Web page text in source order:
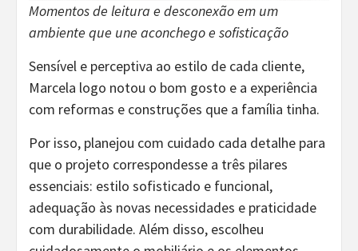
Momentos de leitura e desconexão em um
ambiente que une aconchego e sofisticação
Sensível e perceptiva ao estilo de cada cliente,
Marcela logo notou o bom gosto e a experiência
com reformas e construções que a família tinha.
Por isso, planejou com cuidado cada detalhe para
que o projeto correspondesse a três pilares
essenciais: estilo sofisticado e funcional,
adequação às novas necessidades e praticidade
com durabilidade. Além disso, escolheu